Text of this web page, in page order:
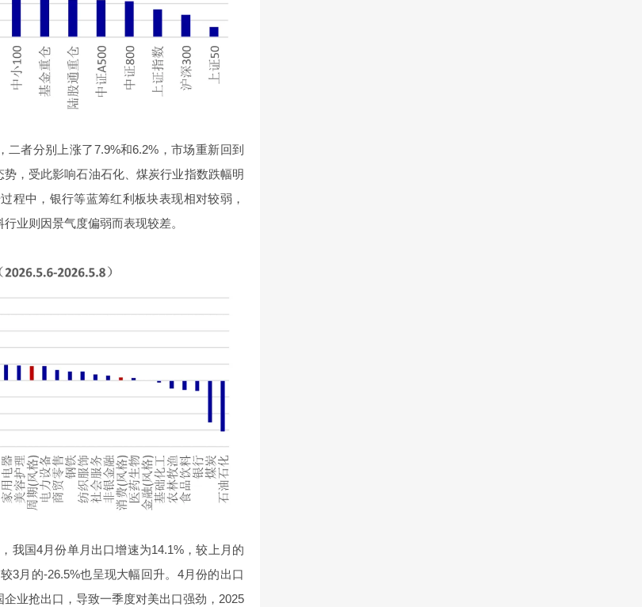
二者分别上涨了7.9%和6.2%，市场重新回到
，受此影响石油石化、煤炭行业指数跌幅明
程中，银行等蓝筹红利板块表现相对较弱，
业则因景气度偏弱而表现较差。
我国4月份单月出口增速为14.1%，较上月的
3月的-26.5%也呈现大幅回升。4月份的出口
业抢出口，导致一季度对美出口强劲，2025